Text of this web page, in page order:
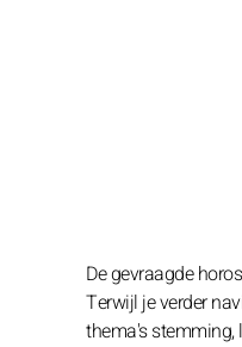
De gevraagde
Terwijl je verder
thema's stemming,